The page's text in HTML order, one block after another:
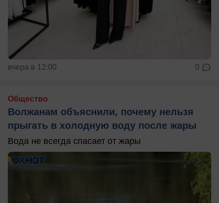
вчера в 12:00 0
Общество
Волжанам объяснили, почему нельзя
прыгать в холодную воду после жары
Вода не всегда спасает от жары